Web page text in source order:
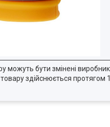
можуть бути змінені
здійснюється протягом 14